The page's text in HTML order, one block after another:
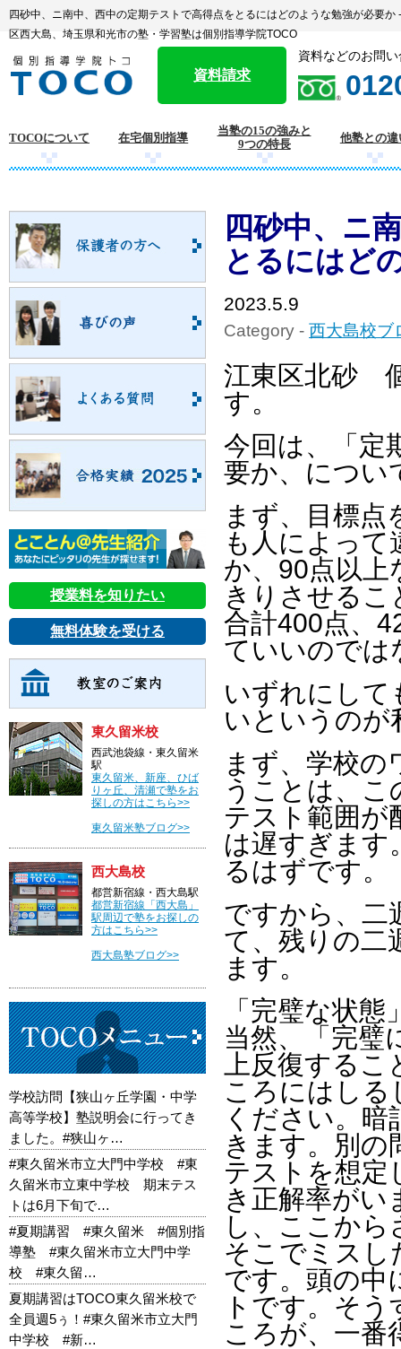
四砂中、ニ南中、西中の定期テストで高得点をとるにはどのような勉強が必要
区西大島、埼玉県和光市の塾・学習塾は個別指導学院TOCO
資料請求
資料などのお問
TOCOについて 在宅個別指導
当塾の15の強みと
9つの特長
他塾との違
四砂中、ニ
とるにはど
2023.5.9
Category - 西大島校ブ
江東区北砂
す。
今回は、「定
要か、につい
まず、目標点
も人によって
か、90点以
きりさせるこ
合計400点、
ていいのでは
いずれにして
いというのが
まず、学校
うことは、
テスト範囲が
は遅すぎます
るはずです。
ですから、二
て、残りの二
ます。
「完璧な状
当然、「完璧
上反復する
ころにはしる
ください。
きます。別の
テストを想定
き正解率がい
し、ここか
そこでミスし
です。頭の中
トです。そ
ころが、一番
授業料を知りたい
無料体験を受ける
東久留米校
西武池袋線・東久留米
駅
東久留米、新座、ひば
りヶ丘、清瀬で塾をお
探しの方はこちら>>
東久留米塾ブログ>>
西大島校
都営新宿線・西大島駅
都営新宿線「西大島」
駅周辺で塾をお探しの
方はこちら>>
西大島塾ブログ>>
学校訪問【狭山ヶ丘学園・中学
高等学校】塾説明会に行ってき
ました。#狭山ヶ…
#東久留米市立大門中学校 #東
久留米市立東中学校 期末テス
トは6月下旬で…
#夏期講習 #東久留米 #個別指
導塾 #東久留米市立大門中学
校 #東久留…
夏期講習はTOCO東久留米校で
全員週5ぅ！#東久留米市立大門
中学校 #新…